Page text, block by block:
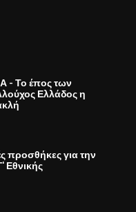
- Το έπος των
Ελλάδος η
προσθήκες για την
Εθνικής